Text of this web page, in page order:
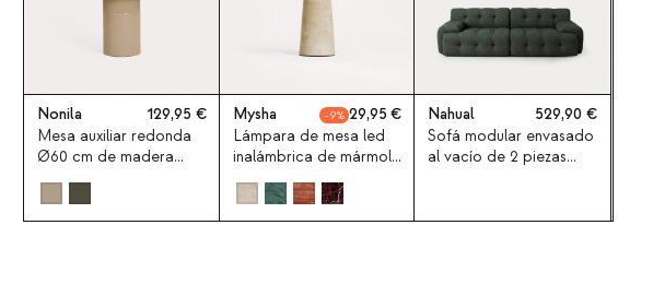
Nonila
129,95
Mesa auxiliar redonda
Ø60 cm de madera
Nonila
Mysha 9
29,95
Lámpara de mesa led
inalámbrica de mármol
y metal Mysha
Nahual
529,90
Sofá modular envasado
al vacío de 2 piezas